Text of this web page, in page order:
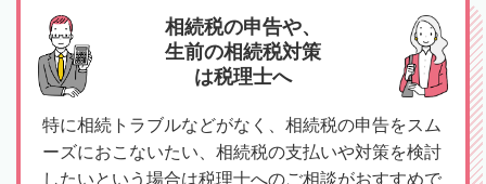
相続税の申告や、
生前の相続税対策
は税理士へ
特に相続トラブルなどがなく、相続税の申告をスム
ーズにおこないたい、相続税の支払いや対策を検討
したいという場合は税理士へのご相談がおすすめで